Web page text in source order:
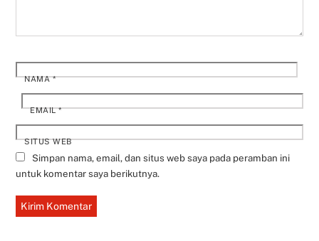
NAMA*
EMAIL*
SITUS WEB
Simpan nama, email, dan situs web saya pada peramban ini
untuk komentar saya berikutnya.